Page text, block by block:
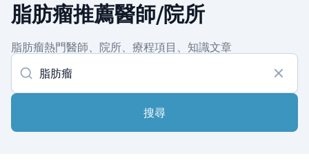
醫師專欄專訪
健康主題館
我是醫療人員
脂肪瘤推薦醫師/院所
脂肪瘤熱門醫師、院所、療程項目、知識文章
搜尋